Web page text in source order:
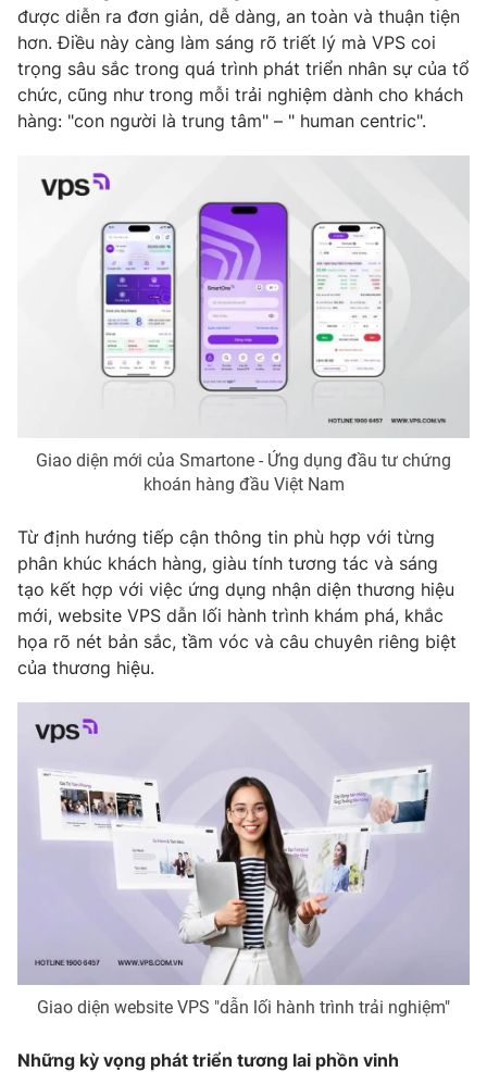
được diễn ra đơn giản, dễ dàng, an toàn và thuận tiện
hơn. Điều này càng làm sáng rõ triết lý mà VPS coi
trọng sâu sắc trong quá trình phát triển nhân sự của tổ
chức, cũng như trong mỗi trải nghiệm dành cho khách
hàng: "con người là trung tâm" – " human centric".
Giao diện mới của Smartone - Ứng dụng đầu tư chứng
khoán hàng đầu Việt Nam
Từ định hướng tiếp cận thông tin phù hợp với từng
phân khúc khách hàng, giàu tính tương tác và sáng
tạo kết hợp với việc ứng dụng nhận diện thương hiệu
mới, website VPS dẫn lối hành trình khám phá, khắc
họa rõ nét bản sắc, tầm vóc và câu chuyên riêng biệt
của thương hiệu.
Giao diện website VPS "dẫn lối hành trình trải nghiệm"
Những kỳ vọng phát triển tương lai phồn vinh